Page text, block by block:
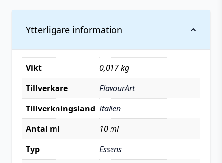
Ytterligare information
Vikt
0,017 kg
Tillverkare
FlavourArt
Tillverkningsland Italien
Antal ml
10 ml
Typ
Essens